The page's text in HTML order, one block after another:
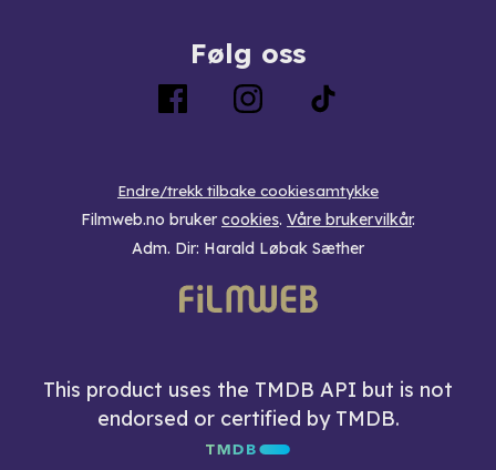
Følg oss
Endre/trekk tilbake cookiesamtykke
Filmweb.no bruker cookies. Våre brukervilkår.
Adm. Dir: Harald Løbak Sæther
This product uses the TMDB API but is not
endorsed or certified by TMDB.